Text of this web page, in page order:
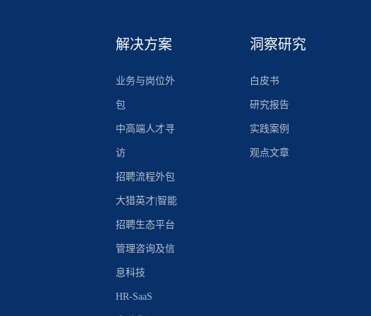
解决方案
业务与岗位外
包
中高端人才寻
访
招聘流程外包
大猎英才|智能
招聘生态平台
管理咨询及信
息科技
HR-SaaS
洞察研究
白皮书
研究报告
实践案例
观点文章